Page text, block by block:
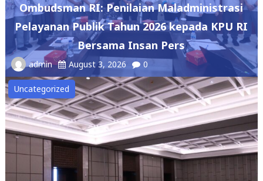
Ombudsman RI: Penilaian Maladministrasi
Pelayanan Publik Tahun 2026 kepada KPU RI
Bersama Insan Pers
admin August 3, 2026 0
Uncategorized